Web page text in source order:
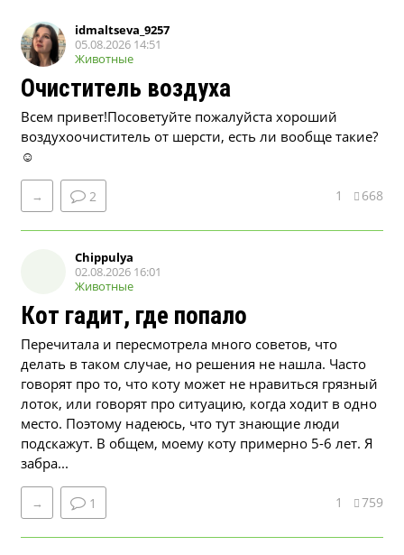
idmaltseva_9257
05.08.2026 14:51
Животные
Очиститель воздуха
Всем привет!Посоветуйте пожалуйста хороший
воздухоочиститель от шерсти, есть ли вообще такие?
☺
→ 2 1 668
Chippulya
02.08.2026 16:01
Животные
Кот гадит, где попало
Перечитала и пересмотрела много советов, что
делать в таком случае, но решения не нашла. Часто
говорят про то, что коту может не нравиться грязный
лоток, или говорят про ситуацию, когда ходит в одно
место. Поэтому надеюсь, что тут знающие люди
подскажут. В общем, моему коту примерно 5-6 лет. Я
забра...
→ 1 1 759